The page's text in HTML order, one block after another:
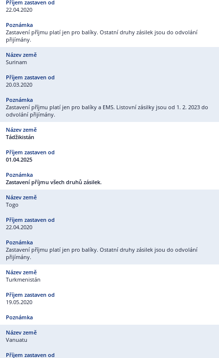
22.04.2020
Zastavení příjmu platí jen pro balíky. Ostatní druhy zásilek jsou do odvolání
přijímány.
Surinam
20.03.2020
Zastavení příjmu platí jen pro balíky a EMS. Listovní zásilky jsou od 1. 2. 2023 do
odvolání přijímány.
Tádžikistán
01.04.2025
Zastavení příjmu všech druhů zásilek.
Togo
22.04.2020
Zastavení příjmu platí jen pro balíky. Ostatní druhy zásilek jsou do odvolání
přijímány.
Turkmenistán
19.05.2020
Vanuatu